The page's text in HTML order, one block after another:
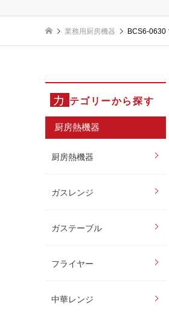
業務用厨房機器 BCS6-0630
カ テゴリーから探す
厨房熱機器
厨房熱機器
ガスレンジ
ガステーブル
フライヤー
中華レンジ